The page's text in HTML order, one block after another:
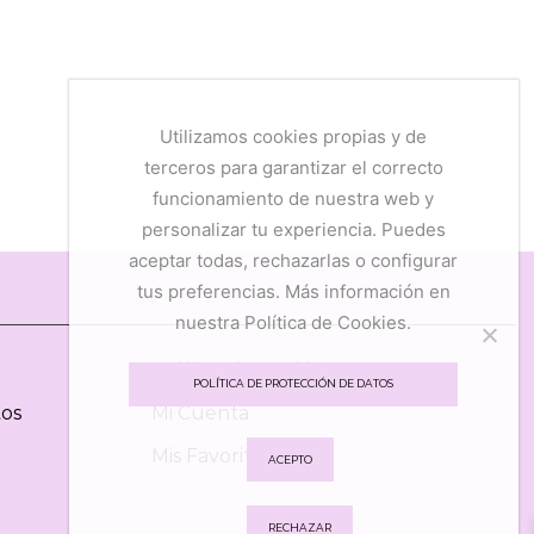
Política de Cookies
Mi Cuenta
Mis Favoritos
Utilizamos cookies propias y de
terceros para garantizar el correcto
funcionamiento de nuestra web y
personalizar tu experiencia. Puedes
aceptar todas, rechazarlas o configurar
tus preferencias. Más información en
nuestra Política de Cookies.
POLÍTICA DE PROTECCIÓN DE DATOS
ACEPTO
RECHAZAR